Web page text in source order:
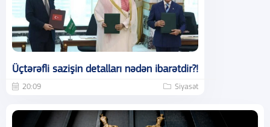
Üçtərəfli sazişin detalları nədən ibarətdir?!
20:09 Siyasət